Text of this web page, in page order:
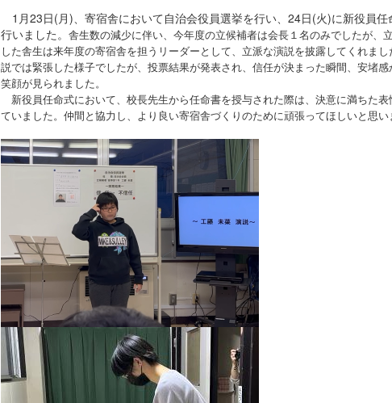
1月23日(月)、寄宿舎において自治会役員選挙を行い、24日(火)に新役員任
行いました。 舎生数の減少に伴い、今年度の立候補者は会長１名のみでしたが、
した舎生は来年度の寄宿舎を担うリーダーとして、立派な演説を披露してくれまし
説では緊張した様子でしたが、投票結果が発表され、信任が決まった瞬間、安堵感
笑顔が見られました。
新役員任命式において、校長先生から任命書を授与された際は、決意に満ちた表
ていました。 仲間と協力し、より良い寄宿舎づくりのために頑張ってほしいと思い